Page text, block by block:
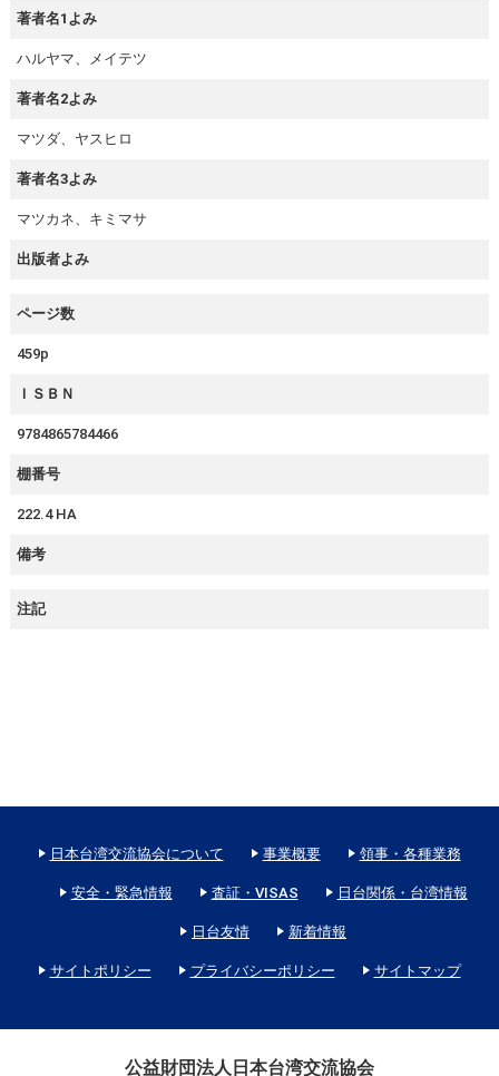
著者名1よみ
ハルヤマ、メイテツ
著者名2よみ
マツダ、ヤスヒロ
著者名3よみ
マツカネ、キミマサ
出版者よみ
ページ数
459p
ＩＳＢＮ
9784865784466
棚番号
222.4 HA
備考
注記
日本台湾交流協会について 事業概要 領事・各種業務
安全・緊急情報 査証・VISAS 日台関係・台湾情報
日台友情 新着情報
サイトポリシー プライバシーポリシー サイトマップ
公益財団法人日本台湾交流協会